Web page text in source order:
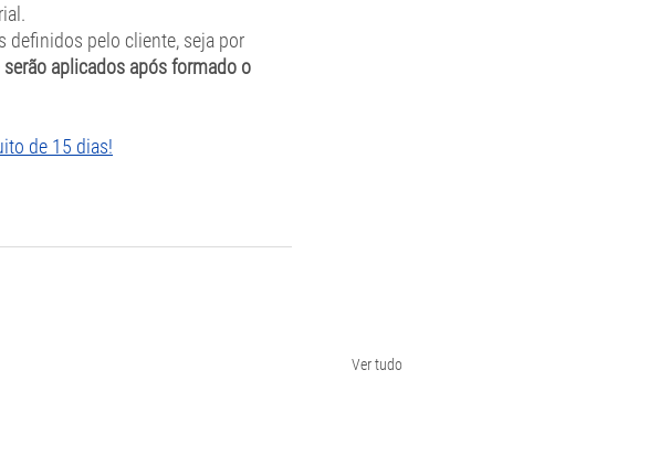
definidos pelo cliente, seja por
serão aplicados após formado o
de 15 dias!
Ver tudo